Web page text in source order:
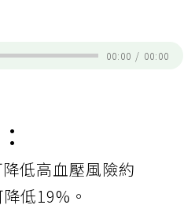
00:00 / 00:00
低高血壓風險約
低19%。